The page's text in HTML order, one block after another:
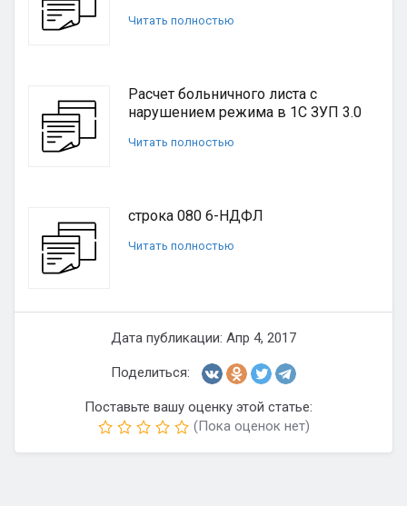
Читать полностью
Расчет больничного листа с
нарушением режима в 1С ЗУП 3.0
Читать полностью
строка 080 6-НДФЛ
Читать полностью
Дата публикации: Апр 4, 2017
Поделиться:
Поставьте вашу оценку этой статье:
(Пока оценок нет)